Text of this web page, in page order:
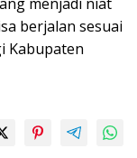
berjalan sesuai
Kabupaten